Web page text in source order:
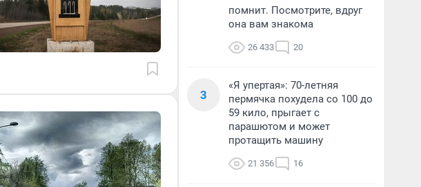
помнит. Посмотрите, вдруг
она вам знакома
26 433 20
3
«Я упертая»: 70-летняя
пермячка похудела со 100 до
59 кило, прыгает с
парашютом и может
протащить машину
21 356 16